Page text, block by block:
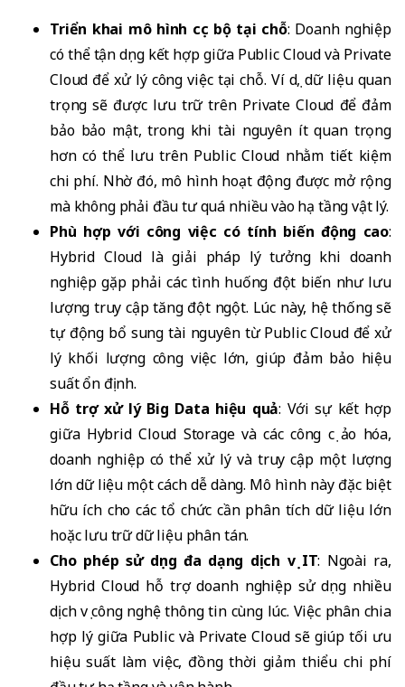
Triển khai mô hình cục bộ tại chỗ: Doanh nghiệp
có thể tận dụng kết hợp giữa Public Cloud và Private
Cloud để xử lý công việc tại chỗ. Ví dụ, dữ liệu quan
trọng sẽ được lưu trữ trên Private Cloud để đảm
bảo bảo mật, trong khi tài nguyên ít quan trọng
hơn có thể lưu trên Public Cloud nhằm tiết kiệm
chi phí. Nhờ đó, mô hình hoạt động được mở rộng
mà không phải đầu tư quá nhiều vào hạ tầng vật lý.
Phù hợp với công việc có tính biến động cao:
Hybrid Cloud là giải pháp lý tưởng khi doanh
nghiệp gặp phải các tình huống đột biến như lưu
lượng truy cập tăng đột ngột. Lúc này, hệ thống sẽ
tự động bổ sung tài nguyên từ Public Cloud để xử
lý khối lượng công việc lớn, giúp đảm bảo hiệu
suất ổn định.
Hỗ trợ xử lý Big Data hiệu quả: Với sự kết hợp
giữa Hybrid Cloud Storage và các công cụ ảo hóa,
doanh nghiệp có thể xử lý và truy cập một lượng
lớn dữ liệu một cách dễ dàng. Mô hình này đặc biệt
hữu ích cho các tổ chức cần phân tích dữ liệu lớn
hoặc lưu trữ dữ liệu phân tán.
Cho phép sử dụng đa dạng dịch vụ IT: Ngoài ra,
Hybrid Cloud hỗ trợ doanh nghiệp sử dụng nhiều
dịch vụ công nghệ thông tin cùng lúc. Việc phân chia
hợp lý giữa Public và Private Cloud sẽ giúp tối ưu
hiệu suất làm việc, đồng thời giảm thiểu chi phí